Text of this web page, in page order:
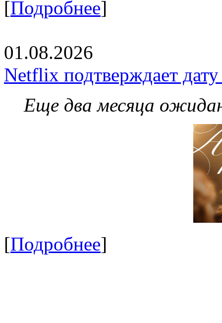
[Подробнее]
01.08.2026
Netflix подтверждает
Еще два месяца
[Подробнее]